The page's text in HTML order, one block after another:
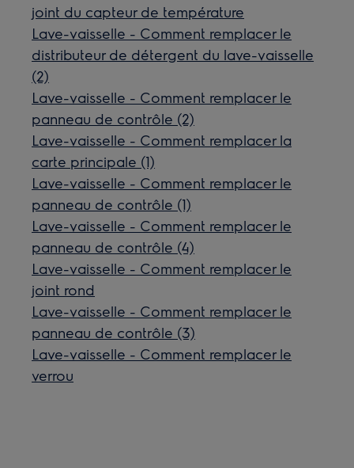
joint du capteur de température
Lave-vaisselle - Comment remplacer le
distributeur de détergent du lave-vaisselle
(2)
Lave-vaisselle - Comment remplacer le
panneau de contrôle (2)
Lave-vaisselle - Comment remplacer la
carte principale (1)
Lave-vaisselle - Comment remplacer le
panneau de contrôle (1)
Lave-vaisselle - Comment remplacer le
panneau de contrôle (4)
Lave-vaisselle - Comment remplacer le
joint rond
Lave-vaisselle - Comment remplacer le
panneau de contrôle (3)
Lave-vaisselle - Comment remplacer le
verrou